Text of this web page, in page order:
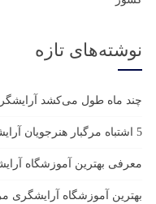
نوشته‌های تازه
چند ماه طول می‌کشد
5 اشتباه مرگبار هنرجویان آرایشگری مردانه در کرج
معرفی بهترین آموزشگاه
بهترین آموزشگاه آرایشگری